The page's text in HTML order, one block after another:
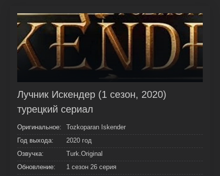
Лучник Искендер (1 сезон, 2020)
турецкий сериал
Оригинальное:
Tozkoparan Iskender
Год выхода:
2020 год
Озвучка:
Turk.Original
Обновление:
1 сезон 26 серия